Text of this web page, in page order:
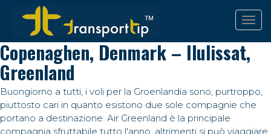
Copenaghen, Denmark – Ilulissat,
Greenland
Buongiorno a tutti, i voli per la Groenlandia sono, purtroppo,
piuttosto cari in quanto esistono due sole compagnie che
portano a destinazione. Air Greenland è la principale
compagnia sfruttabile tutto l'anno, altrimenti si può viaggiare